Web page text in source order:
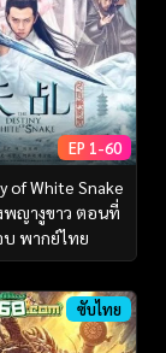
EP 1-60
of White Snake
พญางูขาว ตอนที่
บ พากย์ไทย
ซับไทย